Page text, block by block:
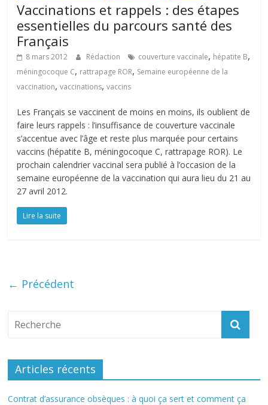
Vaccinations et rappels : des étapes
essentielles du parcours santé des
Français
8 mars 2012 Rédaction couverture vaccinale, hépatite B,
méningocoque C, rattrapage ROR, Semaine européenne de la
vaccination,vaccinations,vaccins
Les Français se vaccinent de moins en moins, ils oublient de
faire leurs rappels : l’insuffisance de couverture vaccinale
s’accentue avec l’âge et reste plus marquée pour certains
vaccins (hépatite B, méningocoque C, rattrapage ROR). Le
prochain calendrier vaccinal sera publié à l’occasion de la
semaine européenne de la vaccination qui aura lieu du 21 au
27 avril 2012.
Lire la suite
← Précédent
Articles récents
Contrat d’assurance obsèques : à quoi ça sert et comment ça